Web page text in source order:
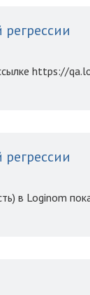
https://
в Loginom